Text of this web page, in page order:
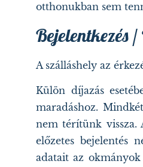
otthonukban sem
Bejelentkezés
A szálláshely az
Külön díjazás
maradáshoz.
nem térítünk vissza.
előzetes bejelentés
adatait az okmányok